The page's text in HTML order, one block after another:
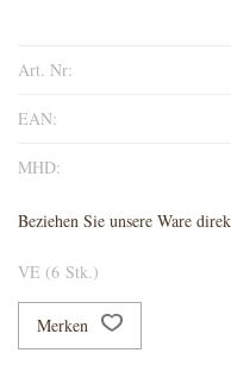
Art. Nr:
EAN:
MHD:
Beziehen Sie unsere Ware
VE (6 Stk.)
Merken